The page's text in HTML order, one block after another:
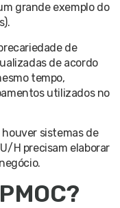
grande exemplo do
de
de acordo
tempo,
utilizados no
sistemas de
H precisam elaborar